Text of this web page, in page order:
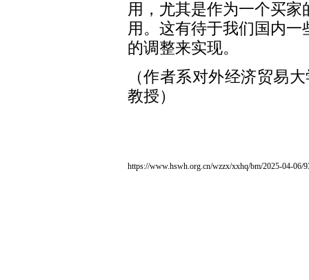
用，尤其是作为一个买
用。这有待于我们国内
的调整来实现。
（作者系对外经济贸易
教授）
https://www.hswh.org.cn/wzzx/xxhq/bm/2025-04-06/